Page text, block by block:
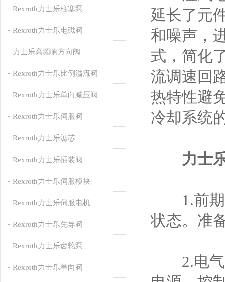
Rexroth力士乐柱塞泵
Rexroth力士乐电磁阀
力士乐高频响方向阀
Rexroth力士乐比例溢流阀
Rexroth力士乐单向减压阀
Rexroth力士乐伺服阀
Rexroth力士乐滤芯
Rexroth力士乐插装阀
Rexroth力士乐伺服模块
Rexroth力士乐伺服电机
Rexroth力士乐先导阀
Rexroth力士乐齿轮泵
Rexroth力士乐单向阀
延长了元
和噪声，
式，简化
流调速回
热特性避
冷却系统
力士
1.前期
状态。准
2.电气